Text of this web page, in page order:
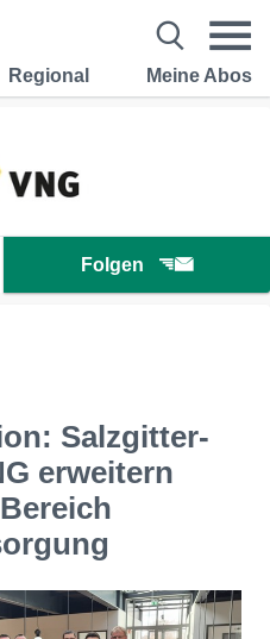
Regional Meine Abos
Folgen
Salzgitter-
erweitern